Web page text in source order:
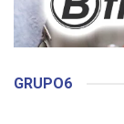
GRUPO6